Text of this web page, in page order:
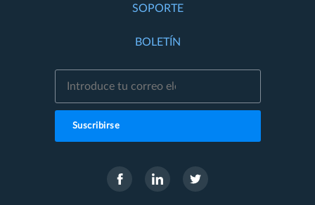
SOPORTE
BOLETÍN
Suscribirse